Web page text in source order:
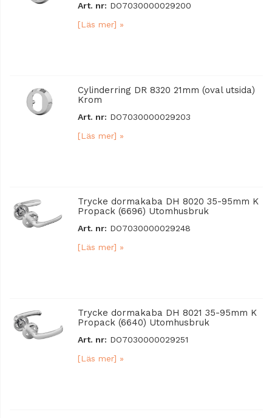
Art. nr: DO7030000029200
[Läs mer] »
Cylinderring DR 8320 21mm (oval utsida)
Krom
Art. nr: DO7030000029203
[Läs mer] »
Trycke dormakaba DH 8020 35-95mm K
Propack (6696) Utomhusbruk
Art. nr: DO7030000029248
[Läs mer] »
Trycke dormakaba DH 8021 35-95mm K
Propack (6640) Utomhusbruk
Art. nr: DO7030000029251
[Läs mer] »